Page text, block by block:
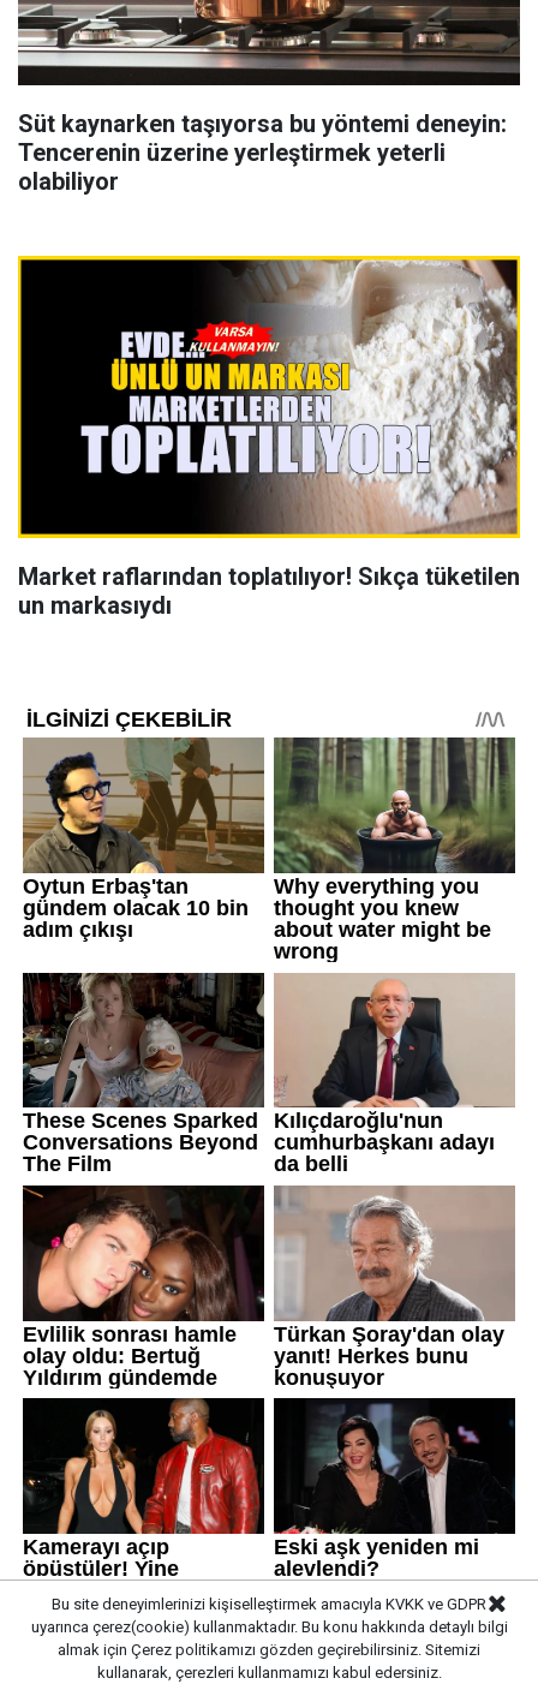
Süt kaynarken taşıyorsa bu yöntemi deneyin:
Tencerenin üzerine yerleştirmek yeterli
olabiliyor
Market raflarından toplatılıyor! Sıkça tüketilen
un markasıydı
Bu site deneyimlerinizi kişiselleştirmek amacıyla KVKK ve GDPR
uyarınca çerez(cookie) kullanmaktadır. Bu konu hakkında detaylı bilgi
almak için Çerez politikamızı gözden geçirebilirsiniz. Sitemizi
kullanarak, çerezleri kullanmamızı kabul edersiniz.